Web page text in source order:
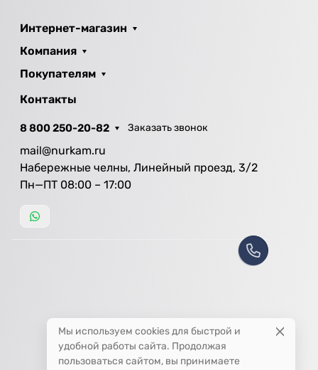
Интернет-магазин
Компания
Покупателям
Контакты
8 800 250-20-82 Заказать звонок
mail@nurkam.ru
Набережные челны, Линейный проезд, 3/2
Пн—ПТ 08:00 – 17:00
Мы используем cookies для быстрой и
удобной работы сайта. Продолжая
пользоваться сайтом, вы принимаете